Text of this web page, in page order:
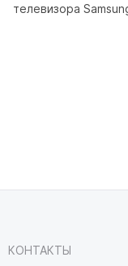
телевизора
КОНТАКТЫ